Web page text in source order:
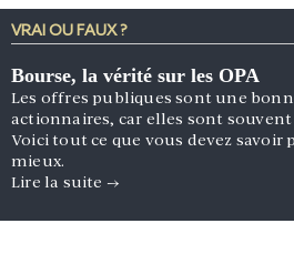
VRAI OU FAUX ?
Bourse, la vérité sur les OPA
Les offres publiques sont une
actionnaires, car elles sont souvent
Voici tout ce que vous devez
mieux.
Lire la suite →